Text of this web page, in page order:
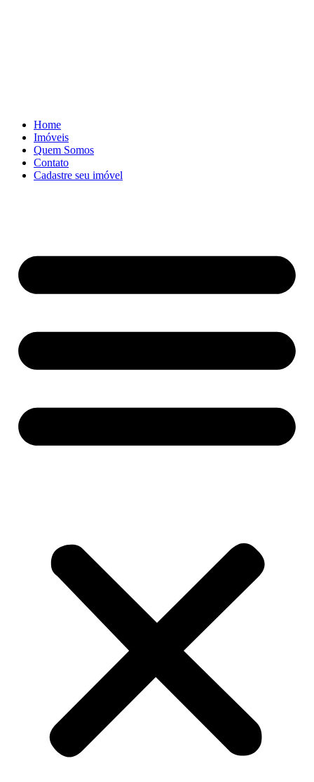
Home
Imóveis
Quem Somos
Contato
Cadastre seu imóvel